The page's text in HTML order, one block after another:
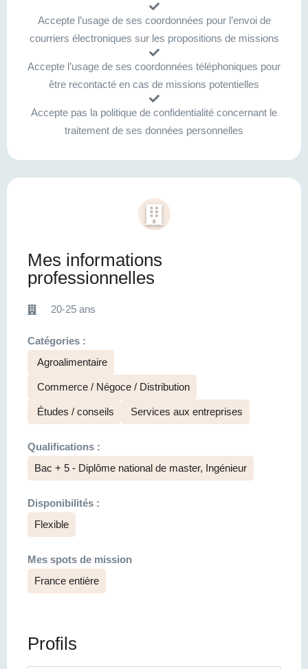
Accepte l’usage de ses coordonnées pour l’envoi de
courriers électroniques sur les propositions de missions
Accepte l’usage de ses coordonnées téléphoniques pour
être recontacté en cas de missions potentielles
Accepte pas la politique de confidentialité concernant le
traitement de ses données personnelles
Mes informations
professionnelles
20-25 ans
Catégories :
Agroalimentaire
Commerce / Négoce / Distribution
Études / conseils Services aux entreprises
Qualifications :
Bac + 5 - Diplôme national de master, Ingénieur
Disponibilités :
Flexible
Mes spots de mission
France entière
Profils